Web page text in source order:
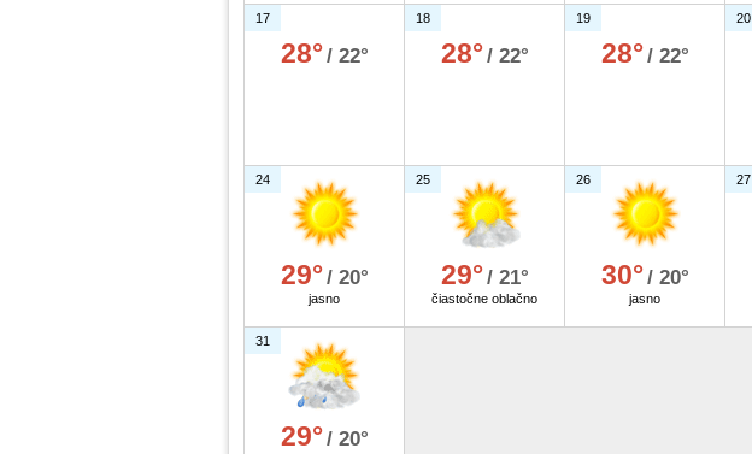
17
28°/ 22°
18
28°/ 22°
19
28°/ 22°
20
24
29°/ 20°
jasno
25
29°/ 21°
čiastočne oblačno
26
30°/ 20°
jasno
27
31
29°/ 20°